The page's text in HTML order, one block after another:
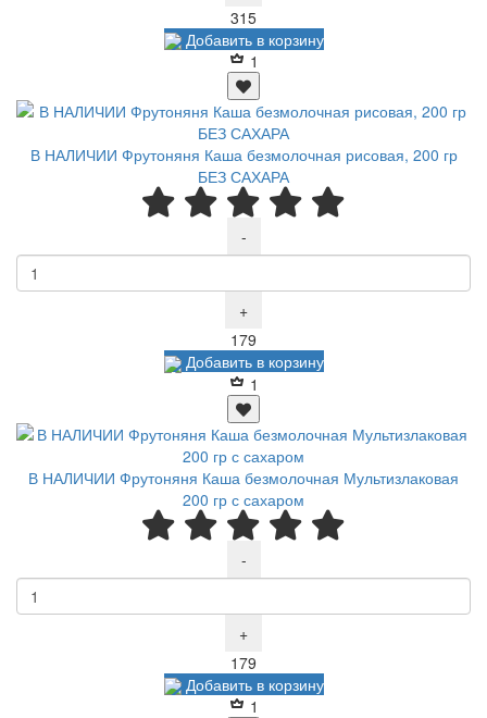
315Р
Добавить в корзину
1
В НАЛИЧИИ Фрутоняня Каша безмолочная рисовая, 200 гр
БЕЗ САХАРА
-
+
179
Добавить в корзину
1
В НАЛИЧИИ Фрутоняня Каша безмолочная Мультизлаковая
200 гр с сахаром
-
+
179
Добавить в корзину
1